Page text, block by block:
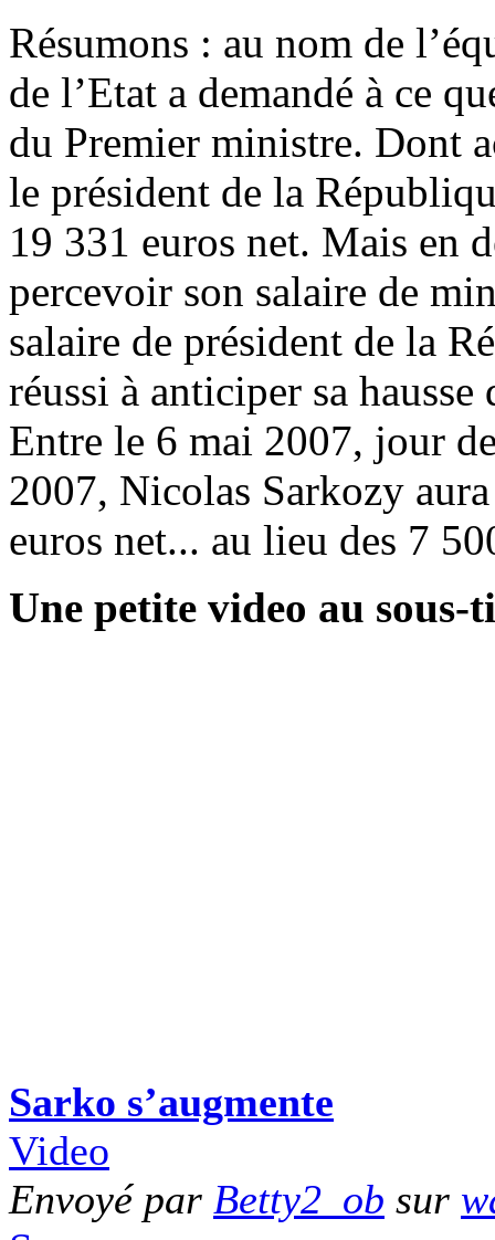
Résumons : au nom de
de l’Etat a demandé à ce
du Premier ministre. Dont
le président de la
19 331 euros net. Mais en
percevoir son salaire de
salaire de président de la
réussi à anticiper sa
Entre le 6 mai 2007, jour
2007, Nicolas Sarkozy
euros net... au lieu des 7
Une petite video au
Sarko s’augmente
Video
Envoyé par Betty2_ob sur